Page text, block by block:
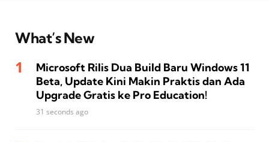
What’s New
Microsoft Rilis Dua Build Baru Windows 11
Beta, Update Kini Makin Praktis dan Ada
Upgrade Gratis ke Pro Education!
31 seconds ago